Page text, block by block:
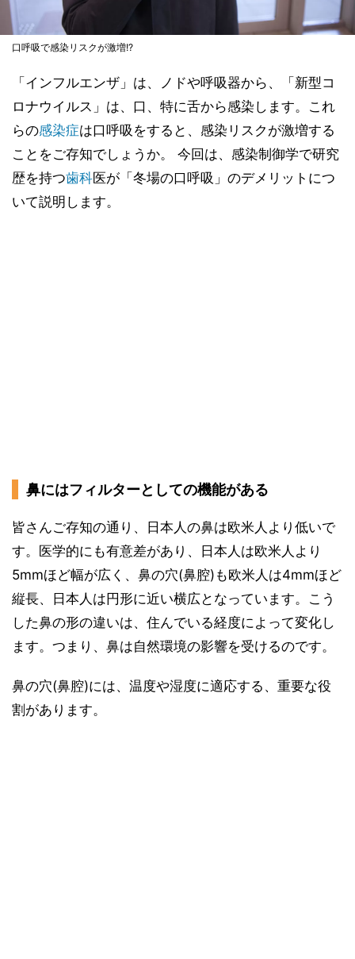
口呼吸で感染リスクが激増!?
「インフルエンザ」は、ノドや呼吸器から、「新型コ
ロナウイルス」は、口、特に舌から感染します。これ
らの感染症は口呼吸をすると、感染リスクが激増する
ことをご存知でしょうか。 今回は、感染制御学で研究
歴を持つ歯科医が「冬場の口呼吸」のデメリットにつ
いて説明します。
鼻にはフィルターとしての機能がある
皆さんご存知の通り、日本人の鼻は欧米人より低いで
す。医学的にも有意差があり、日本人は欧米人より
5mmほど幅が広く、鼻の穴(鼻腔)も欧米人は4mmほど
縦長、日本人は円形に近い横広となっています。こう
した鼻の形の違いは、住んでいる経度によって変化し
ます。つまり、鼻は自然環境の影響を受けるのです。
鼻の穴(鼻腔)には、温度や湿度に適応する、重要な役
割があります。